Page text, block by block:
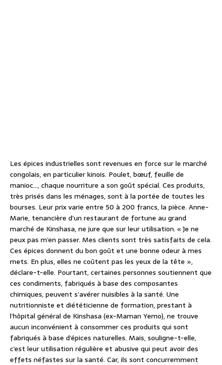
Les épices industrielles sont revenues en force sur le marché
congolais, en particulier kinois. Poulet, bœuf, feuille de
manioc…, chaque nourriture a son goût spécial. Ces produits,
très prisés dans les ménages, sont à la portée de toutes les
bourses. Leur prix varie entre 50 à 200 francs, la pièce. Anne-
Marie, tenancière d’un restaurant de fortune au grand
marché de Kinshasa, ne jure que sur leur utilisation. « Je ne
peux pas m’en passer. Mes clients sont très satisfaits de cela.
Ces épices donnent du bon goût et une bonne odeur à mes
mets. En plus, elles ne coûtent pas les yeux de la tête »,
déclare-t-elle. Pourtant, certaines personnes soutiennent que
ces condiments, fabriqués à base des composantes
chimiques, peuvent s’avérer nuisibles à la santé. Une
nutritionniste et diététicienne de formation, prestant à
l’hôpital général de Kinshasa (ex-Maman Yemo), ne trouve
aucun inconvénient à consommer ces produits qui sont
fabriqués à base d’épices naturelles. Mais, souligne-t-elle,
c’est leur utilisation régulière et abusive qui peut avoir des
effets néfastes sur la santé. Car, ils sont concurremment